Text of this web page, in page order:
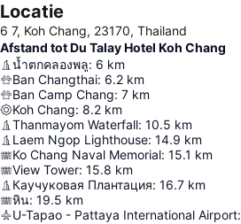
Locatie
6 7, Koh Chang, 23170, Thailand
Afstand tot Du Talay Hotel Koh Chang
น้ำตกคลองพลู: 6 km
Ban Changthai: 6.2 km
Ban Camp Chang: 7 km
Koh Chang: 8.2 km
Thanmayom Waterfall: 10.5 km
Laem Ngop Lighthouse: 14.9 km
Ko Chang Naval Memorial: 15.1 km
View Tower: 15.8 km
Каучуковая Плантация: 16.7 km
หิน: 19.5 km
U-Tapao - Pattaya International Airport: